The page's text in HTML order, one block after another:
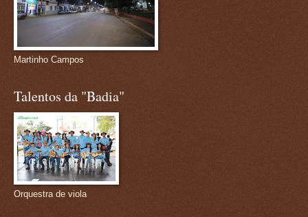
Martinho Campos
Talentos da "Badia"
Orquestra de viola